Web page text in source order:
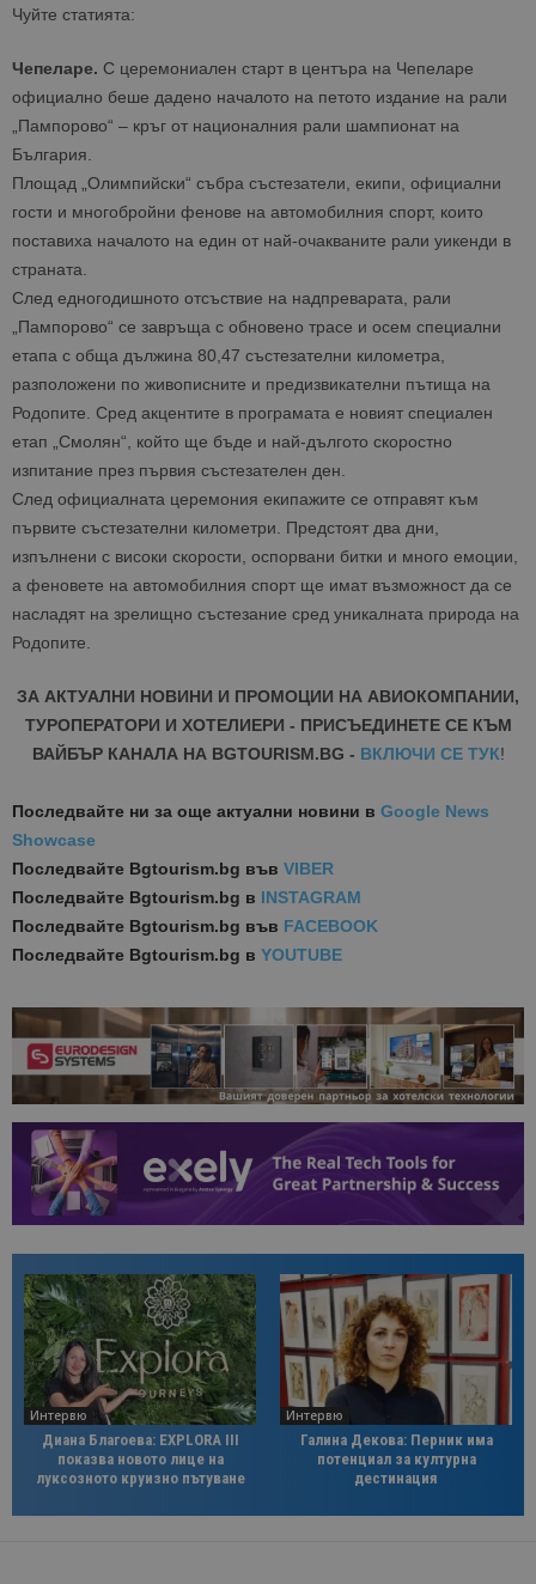
Чуйте статията:
Чепеларе. С церемониален старт в центъра на Чепеларе
официално беше дадено началото на петото издание на рали
„Пампорово“ – кръг от националния рали шампионат на
България.
Площад „Олимпийски“ събра състезатели, екипи, официални
гости и многобройни фенове на автомобилния спорт, които
поставиха началото на един от най-очакваните рали уикенди в
страната.
След едногодишното отсъствие на надпреварата, рали
„Пампорово“ се завръща с обновено трасе и осем специални
етапа с обща дължина 80,47 състезателни километра,
разположени по живописните и предизвикателни пътища на
Родопите. Сред акцентите в програмата е новият специален
етап „Смолян“, който ще бъде и най-дългото скоростно
изпитание през първия състезателен ден.
След официалната церемония екипажите се отправят към
първите състезателни километри. Предстоят два дни,
изпълнени с високи скорости, оспорвани битки и много емоции,
а феновете на автомобилния спорт ще имат възможност да се
насладят на зрелищно състезание сред уникалната природа на
Родопите.
ЗА АКТУАЛНИ НОВИНИ И ПРОМОЦИИ НА АВИОКОМПАНИИ,
ТУРОПЕРАТОРИ И ХОТЕЛИЕРИ - ПРИСЪЕДИНЕТЕ СЕ КЪМ
ВАЙБЪР КАНАЛА НА BGTOURISM.BG - ВКЛЮЧИ СЕ ТУК!
Последвайте ни за още актуални новини в Google News
Showcase
Последвайте Bgtourism.bg във VIBER
Последвайте Bgtourism.bg в INSTAGRAM
Последвайте Bgtourism.bg във FACEBOOK
Последвайте Bgtourism.bg в YOUTUBE
Интервю
Диана Благоева: EXPLORA III
показва новото лице на
луксозното круизно пътуване
Интервю
Галина Декова: Перник има
потенциал за културна
дестинация